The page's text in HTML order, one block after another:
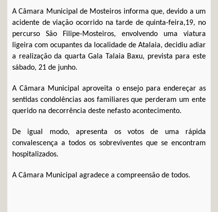
A Câmara Municipal de Mosteiros informa que, devido a um
acidente de viação ocorrido na tarde de quinta-feira,19, no
percurso São Filipe-Mosteiros, envolvendo uma viatura
ligeira com ocupantes da localidade de Atalaia, decidiu adiar
a realização da quarta Gala Talaia Baxu, prevista para este
sábado, 21 de junho.
A Câmara Municipal aproveita o ensejo para endereçar as
sentidas condolências aos familiares que perderam um ente
querido na decorrência deste nefasto acontecimento.
De igual modo, apresenta os votos de uma rápida
convalescença a todos os sobreviventes que se encontram
hospitalizados.
A Câmara Municipal agradece a compreensão de todos.